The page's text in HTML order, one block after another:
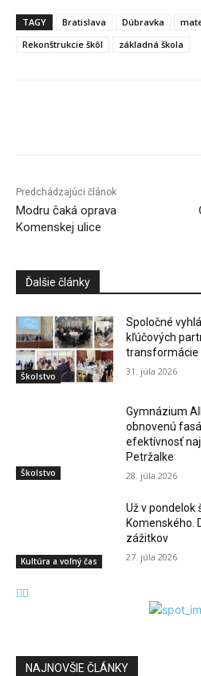
TAGY Bratislava Dúbravka
Rekonštrukcie škôl
základná škola
Predchádzajúci článok
Modru čaká oprava
Komenskej ulice
Ďalšie články
Školstvo
Spoločné
kľúčových
transformácie
31. júla 2026
Školstvo
Gymnázium
obnovenú
efektívnosť
Petržalke
28. júla 2026
Kultúra a voľný čas
Už v pondelok
Komenského.
zážitkov
27. júla 2026
NAJNOVŠIE ČLÁNKY